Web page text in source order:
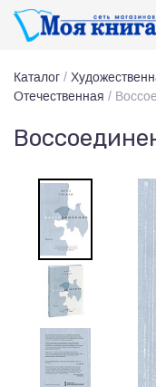
Каталог /
Отечественная /